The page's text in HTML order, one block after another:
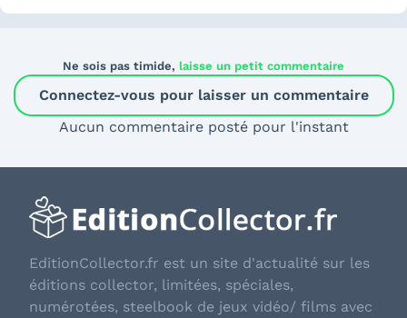
Ne sois pas timide, laisse un petit commentaire
Connectez-vous pour laisser un commentaire
Aucun commentaire posté pour l'instant
EditionCollector.fr est un site d'actualité sur les
éditions collector, limitées, spéciales,
numérotées, steelbook de jeux vidéo/ films avec